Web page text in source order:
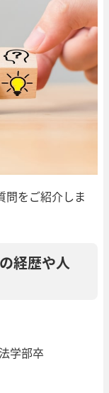
問をご紹介しま
経歴や人
学部卒